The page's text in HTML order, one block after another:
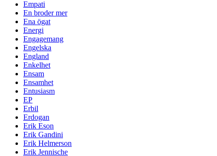
Empati
En broder mer
Ena ögat
Energi
Engagemang
Engelska
England
Enkelhet
Ensam
Ensamhet
Entusiasm
EP
Erbil
Erdogan
Erik Eson
Erik Gandini
Erik Helmerson
Erik Jennische